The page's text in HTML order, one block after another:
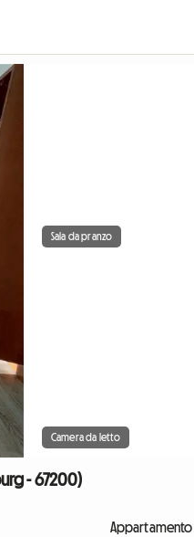
Sala da pranzo
Camera da letto
- 67200)
Appartamento